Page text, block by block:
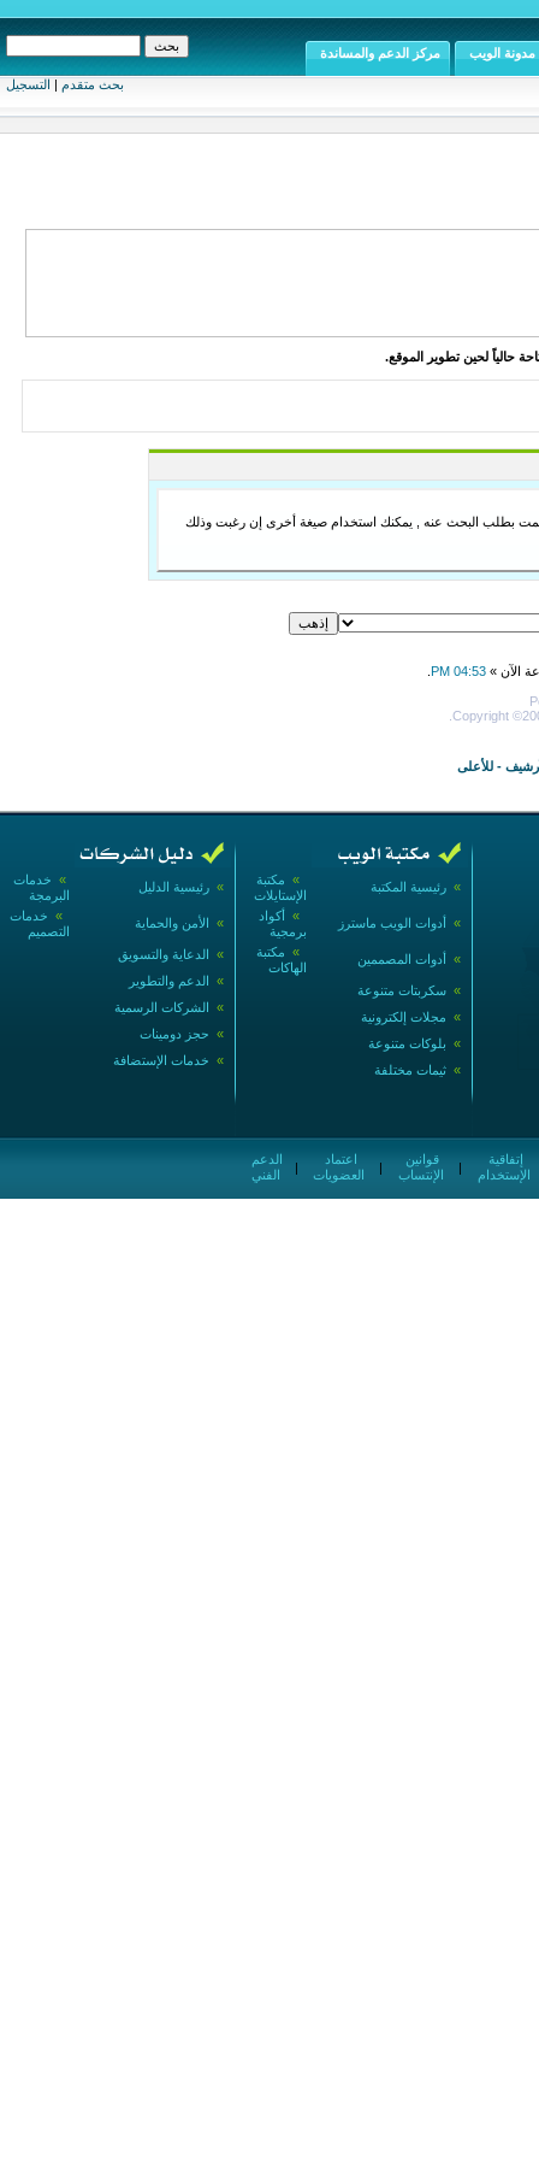
بحث متقدم | التسجيل
مدونة الويب مركز الدعم والمساندة
حالياً لحين تطوير الموقع.
قمت بطلب البحث عنه , يمكنك استخدام صيغة أخرى إن رغبت وذلك
الآن » 04:53 PM
Copyright
- للأعلى
» خدمات
البرمجة
» رئيسية الدليل
» خدمات
التصميم
» الأمن والحماية
» الدعاية والتسويق
» الدعم والتطوير
» الشركات الرسمية
» حجز دومينات
» خدمات الإستضافة
» مكتبة
الإستايلات
» رئيسية المكتبة
» أكواد
برمجية
» أدوات الويب ماسترز
» مكتبة
الهاكات
» أدوات المصممين
» سكربتات متنوعة
» مجلات إلكترونية
» بلوكات متنوعة
» ثيمات مختلفة
الفني
|
العضويات
|
الإنتساب
|
الإستخدام